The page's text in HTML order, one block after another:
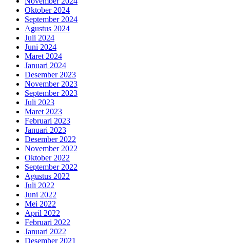
Oktober 2024
September 2024
Agustus 2024
Juli 2024
Juni 2024
Maret 2024
Januari 2024
Desember 2023
November 2023
September 2023
Juli 2023
Maret 2023
Februari 2023
Januari 2023
Desember 2022
November 2022
Oktober 2022
September 2022
Agustus 2022
Juli 2022
Juni 2022
Mei 2022
April 2022
Februari 2022
Januari 2022
Desember 2021